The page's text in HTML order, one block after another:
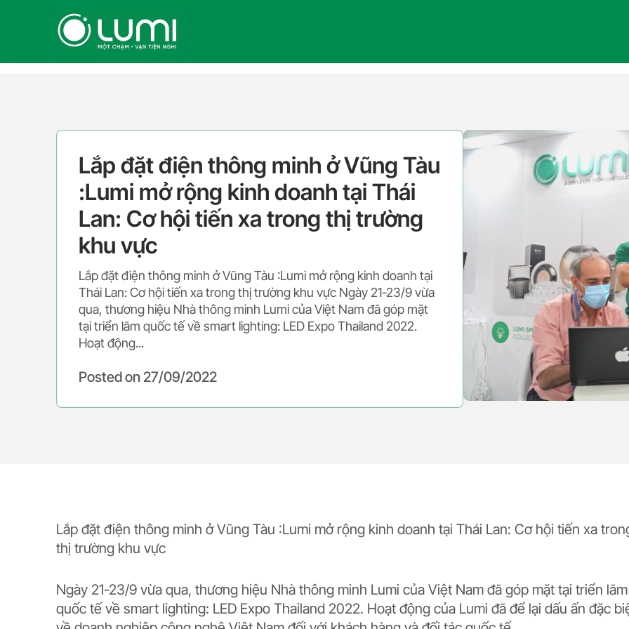
Lắp đặt điện thông minh ở Vũng Tàu
:Lumi mở rộng kinh doanh tại Thái
Lan: Cơ hội tiến xa trong thị trường
khu vực
Lắp đặt điện thông minh ở Vũng Tàu :Lumi mở rộng kinh doanh tại
Thái Lan: Cơ hội tiến xa trong thị trường khu vực Ngày 21-23/9 vừa
qua, thương hiệu Nhà thông minh Lumi của Việt Nam đã góp mặt
tại triển lãm quốc tế về smart lighting: LED Expo Thailand 2022.
Hoạt động...
Posted on 27/09/2022
Lắp đặt điện thông minh ở Vũng Tàu :Lumi mở rộng kinh doanh tại Thái Lan: Cơ hội tiến xa
thị trường khu vực
Ngày 21-23/9 vừa qua, thương hiệu Nhà thông minh Lumi của Việt Nam đã góp mặt tại triển lãm
quốc tế về smart lighting: LED Expo Thailand 2022. Hoạt động của Lumi đã để lại dấu ấn đặc